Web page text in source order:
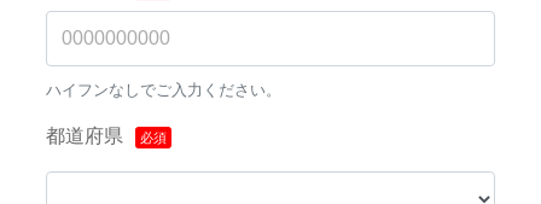
ハイフンなしでご入力ください。
都道府県